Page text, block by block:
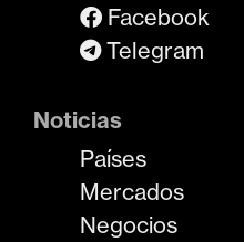
Facebook
Telegram
Noticias
Países
Mercados
Negocios